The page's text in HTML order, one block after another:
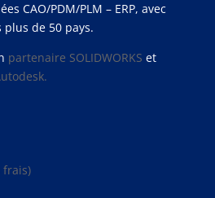
CAO/PDM/PLM – ERP, avec
de 50 pays.
partenaire SOLIDWORKS et
frais)